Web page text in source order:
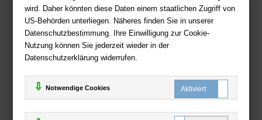
wird. Daher könnten diese Daten einem staatlichen Zugriff von
US-Behörden unterliegen. Näheres finden Sie in unserer
Datenschutzbestimmung. Ihre Einwilligung zur Cookie-
Nutzung können Sie jederzeit wieder in der
Datenschutzerklärung widerrufen.
Notwendige Cookies
Zahlweisen